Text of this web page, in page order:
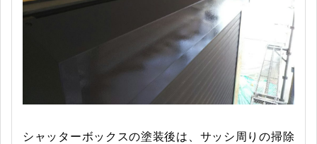
シャッターボックスの塗装後は、サッシ周りの掃除